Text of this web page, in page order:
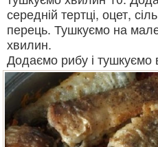
середній тертці, оцет,
перець. Тушкуємо на
хвилин.
Додаємо рибу і тушкуємо